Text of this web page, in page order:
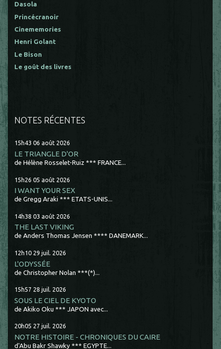
Dasola
Princécranoir
Cinememories
Henri Golant
Le Bison
Le goût des livres
NOTES RÉCENTES
15h43 06 août 2026
LE TRIANGLE D'OR
de Hélène Rosselet-Ruiz *** FRANCE...
15h26 05 août 2026
I WANT YOUR SEX
de Gregg Araki *** ETATS-UNIS...
14h38 03 août 2026
THE LAST VIKING
de Anders Thomas Jensen **** DANEMARK...
12h10 29 juil. 2026
L'ODYSSÉE
de Christopher Nolan ***(*)...
15h57 28 juil. 2026
SOUS LE CIEL DE KYOTO
de Akiko Oku *** JAPON avec...
20h05 27 juil. 2026
NOTRE HISTOIRE - CHRONIQUES DU CAIRE
d'Abu Bakr Shawky *** EGYPTE...